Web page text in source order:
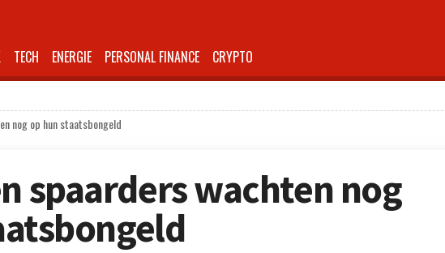
TECH ENERGIE PERSONAL FINANCE CRYPTO
nog op hun staatsbongeld
spaarders wachten nog